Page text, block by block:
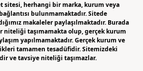
sitesi, herhangi bir marka, kurum veya
bulunmamaktadır. Sitede
makaleler paylaşılmaktadır. Burada
niteliği taşımamakta olup, gerçek kurum
yapılmamaktadır. Gerçek kurum ve
tamamen tesadüfidir. Sitemizdeki
ve tavsiye niteliği taşımazlar.